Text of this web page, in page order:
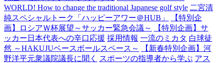
WORLD! How to change the traditional Japanese golf style 二宮清
純スペシャルトーク「ハッピーアワー＠HUB」
【特別企
画】ロシアＷ杯展望～サッカー緊急会議～
【特別企画】サ
ッカー日本代表への辛口応援 採用情報 一流のミカタ 白球徒
然 ～HAKUJUベースボールスペース～
【新春特別企画】河
野洋平元衆議院議長に聞く
スポーツの指導者から学ぶ アス